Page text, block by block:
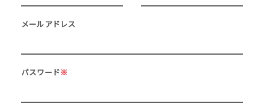
メールアドレス
パスワード※